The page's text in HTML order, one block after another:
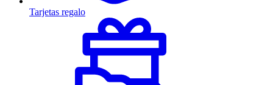
Tarjetas regalo